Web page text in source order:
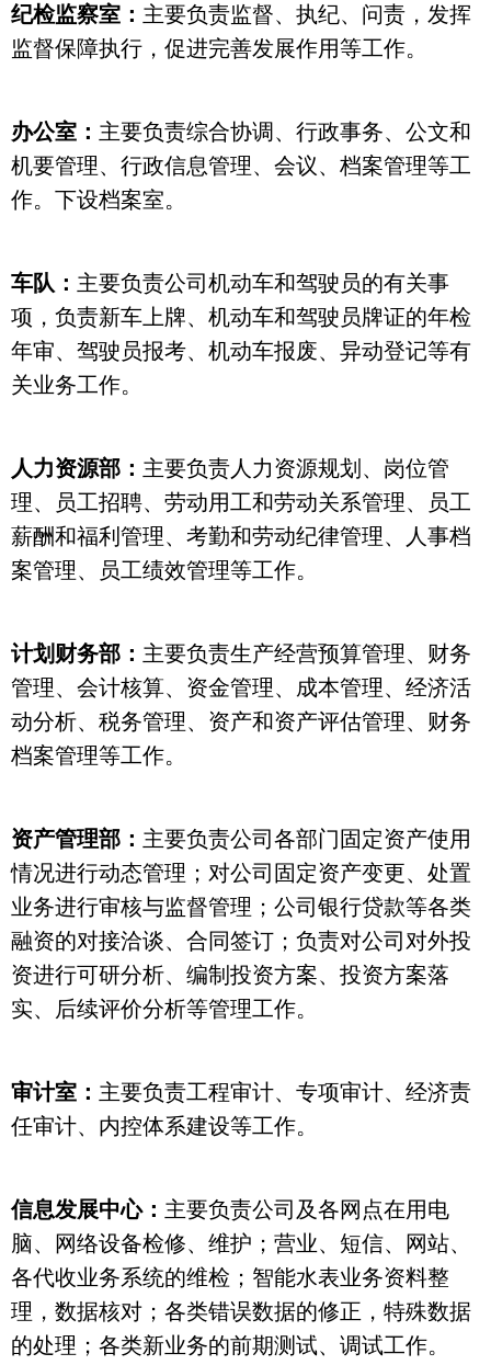
纪检监察室： 主要负责监督、执纪、问责，发挥
监督保障执行，促进完善发展作用等工作。
办公室： 主要负责综合协调、行政事务、公文和
机要管理、行政信息管理、会议、档案管理等工
作。下设档案室。
车队： 主要负责公司机动车和驾驶员的有关事
项，负责新车上牌、机动车和驾驶员牌证的年检
年审、驾驶员报考、机动车报废、异动登记等有
关业务工作。
人力资源部： 主要负责人力资源规划、岗位管
理、员工招聘、劳动用工和劳动关系管理、员工
薪酬和福利管理、考勤和劳动纪律管理、人事档
案管理、员工绩效管理等工作。
计划财务部： 主要负责生产经营预算管理、财务
管理、会计核算、资金管理、成本管理、经济活
动分析、税务管理、资产和资产评估管理、财务
档案管理等工作。
资产管理部： 主要负责公司各部门固定资产使用
情况进行动态管理；对公司固定资产变更、处置
业务进行审核与监督管理；公司银行贷款等各类
融资的对接洽谈、合同签订；负责对公司对外投
资进行可研分析、编制投资方案、投资方案落
实、后续评价分析等管理工作。
审计室： 主要负责工程审计、专项审计、经济责
任审计、内控体系建设等工作。
信息发展中心： 主要负责公司及各网点在用电
脑、网络设备检修、维护；营业、短信、网站、
各代收业务系统的维检；智能水表业务资料整
理，数据核对；各类错误数据的修正，特殊数据
的处理；各类新业务的前期测试、调试工作。